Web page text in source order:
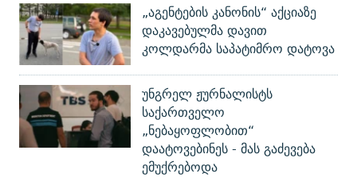
„აგენტების კანონის“ აქციაზე
დაკავებულმა დავით
კოლდარმა საპატიმრო დატოვა
უნგრელ ჟურნალისტს
საქართველო
„ნებაყოფლობით“
დაატოვებინეს - მას გაძევება
ემუქრებოდა